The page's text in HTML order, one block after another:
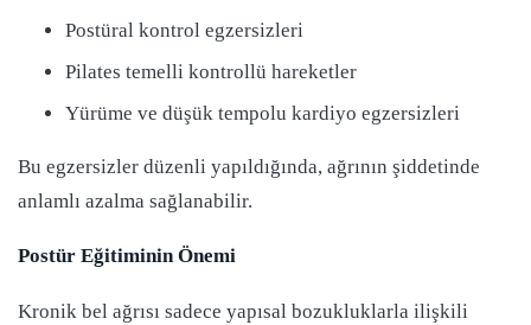
Postüral kontrol egzersizleri
Pilates temelli kontrollü hareketler
Yürüme ve düşük tempolu kardiyo egzersizleri
Bu egzersizler düzenli yapıldığında, ağrının şiddetinde
anlamlı azalma sağlanabilir.
Postür Eğitiminin Önemi
Kronik bel ağrısı sadece yapısal bozukluklarla ilişkili